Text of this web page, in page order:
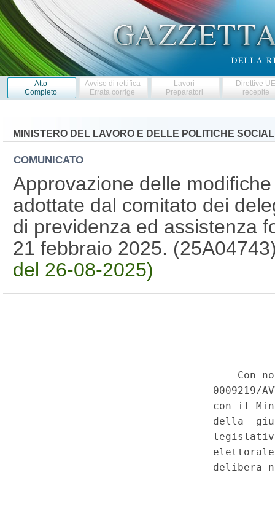
Atto
Completo
Avviso di rettifica
Errata corrige
Lavori
Preparatori
Direttive
recepite
MINISTERO DEL LAVORO E DELLE POLITICHE
COMUNICATO
Approvazione delle
adottate dal comitato dei
di previdenza ed assistenza
21 febbraio 2025.
del 26-08-2025)